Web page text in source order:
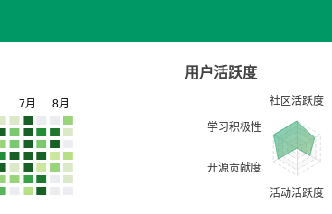
用户活跃度